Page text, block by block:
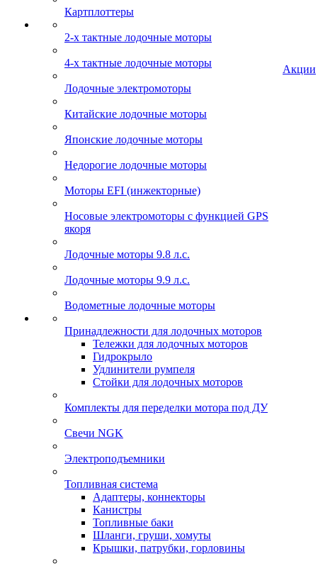
Картплоттеры
2-х тактные лодочные моторы
4-х тактные лодочные моторы
Лодочные электромоторы
Китайские лодочные моторы
Японские лодочные моторы
Недорогие лодочные моторы
Моторы EFI (инжекторные)
Носовые электромоторы с функцией GPS
якоря
Лодочные моторы 9.8 л.с.
Лодочные моторы 9.9 л.с.
Водометные лодочные моторы
Принадлежности для лодочных моторов
Тележки для лодочных моторов
Гидрокрыло
Удлинители румпеля
Стойки для лодочных моторов
Комплекты для переделки мотора под ДУ
Свечи NGK
Электроподъемники
Топливная система
Адаптеры, коннекторы
Канистры
Топливные баки
Шланги, груши, хомуты
Крышки, патрубки, горловины
Акции